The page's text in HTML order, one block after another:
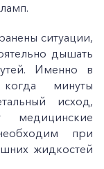
ситуации,
дышать
Именно в
минуты
исход,
медицинские
при
жидкостей